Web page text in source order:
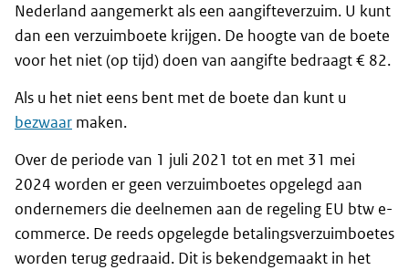
Nederland aangemerkt als een aangifteverzuim. U kunt
dan een verzuimboete krijgen. De hoogte van de boete
voor het niet (op tijd) doen van aangifte bedraagt € 82.
Als u het niet eens bent met de boete dan kunt u
bezwaar maken.
Over de periode van 1 juli 2021 tot en met 31 mei
2024 worden er geen verzuimboetes opgelegd aan
ondernemers die deelnemen aan de regeling EU btw e-
commerce. De reeds opgelegde betalingsverzuimboetes
worden terug gedraaid. Dit is bekendgemaakt in het